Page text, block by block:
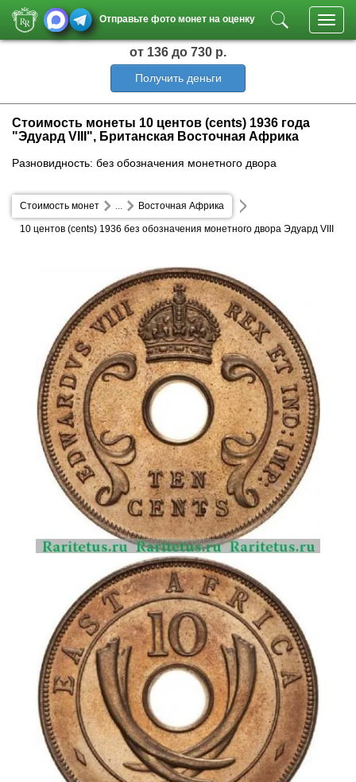
Отправьте фото монет на оценку
от 136 до 730 р.
Получить деньги
Стоимость монеты 10 центов (cents) 1936 года
"Эдуард VIII", Британская Восточная Африка
Разновидность: без обозначения монетного двора
Стоимость монет Восточная Африка
...
10 центов (cents) 1936 без обозначения монетного двора Эдуард VIII